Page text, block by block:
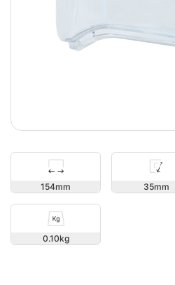
154 35
0.10